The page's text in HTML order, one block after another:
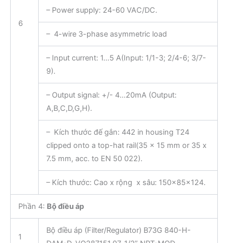
6
– Power supply: 24-60 VAC/DC.
– 4-wire 3-phase asymmetric load
– Input current: 1…5 A(Input: 1/1-3; 2/4-6; 3/7-
9).
– Output signal: +/- 4…20mA (Output:
A,B,C,D,G,H).
– Kích thước đế gắn: 442 in housing T24
clipped onto a top-hat rail(35 x 15 mm or 35 x
7.5 mm, acc. to EN 50 022).
– Kích thước: Cao x rộng x sâu: 150x85x124.
Phần 4: Bộ điều áp
1
Bộ điều áp (Filter/Regulator) B73G 840-H-